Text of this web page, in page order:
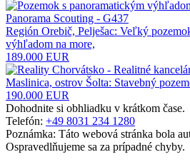
Región Orebič, Pelješac: Veľký
výhľadom na more,
189.000 EUR
Maslinica, ostrov Šolta: Stavebný
190.000 EUR
Dohodnite si obhliadku v krátkom čase.
Telefón: +49 8031 234 1280
Poznámka: Táto webová stránka bola
Ospravedlňujeme sa za prípadné chyby.